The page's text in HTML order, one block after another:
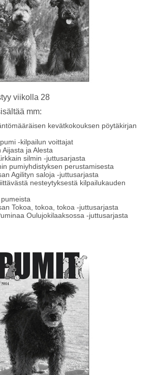
viikolla 28
mm:
kevätkokouksen pöytäkirjan
-kilpailun voittajat
ja Alesta
silmin -juttusarjasta
pumiyhdistyksen perustamisesta
Agilityn saloja -juttusarjasta
nesteytyksestä kilpailukauden
Tokoa, tokoa, tokoa -juttusarjasta
Oulujokilaaksossa -juttusarjasta